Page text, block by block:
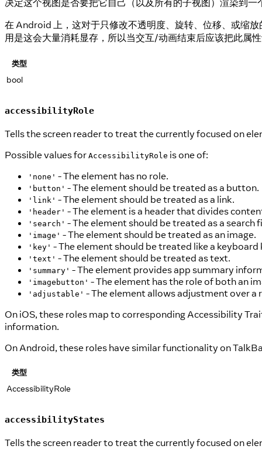
决定这个视图是否要把它自己（以及所有的子视图）渲染到一
在 Android 上，这对于只修改不透明度、旋转、位移、或缩
用是这会大量消耗显存，所以当交互/动画结束后应该把此属
类型
bool
accessibilityRole
Tells the screen reader to treat the currently focused on
Possible values for AccessibilityRole is one of:
'none' - The element has no role.
'button' - The element should be treated as a button.
'link' - The element should be treated as a link.
'header' - The element is a header that divides
'search' - The element should be treated as a search
'image' - The element should be treated as an image.
'key' - The element should be treated like a keyboard
'text' - The element should be treated as text.
'summary' - The element provides app summary
'imagebutton' - The element has the role of both an
'adjustable' - The element allows adjustment over a
On iOS, these roles map to corresponding Accessibility
information.
On Android, these roles have similar functionality on
类型
AccessibilityRole
accessibilityStates
Tells the screen reader to treat the currently focused on